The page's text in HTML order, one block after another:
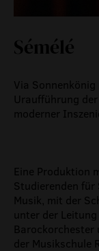
Sémélé
Via Sonnenkönig
Uraufführung
moderner
Eine Produktion
Studierenden für
Musik, mit der
unter der
der Musikschule